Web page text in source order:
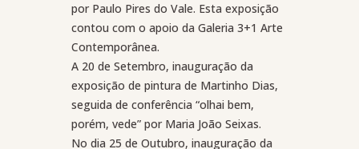
por Paulo Pires do Vale. Esta exposição
contou com o apoio da Galeria 3+1 Arte
Contemporânea.
A 20 de Setembro, inauguração da
exposição de pintura de Martinho Dias,
seguida de conferência “olhai bem,
porém, vede” por Maria João Seixas.
No dia 25 de Outubro, inauguração da